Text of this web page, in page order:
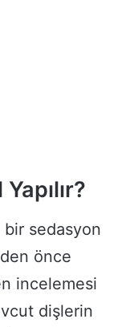
sedasyon
önce
incelemesi
dişlerin